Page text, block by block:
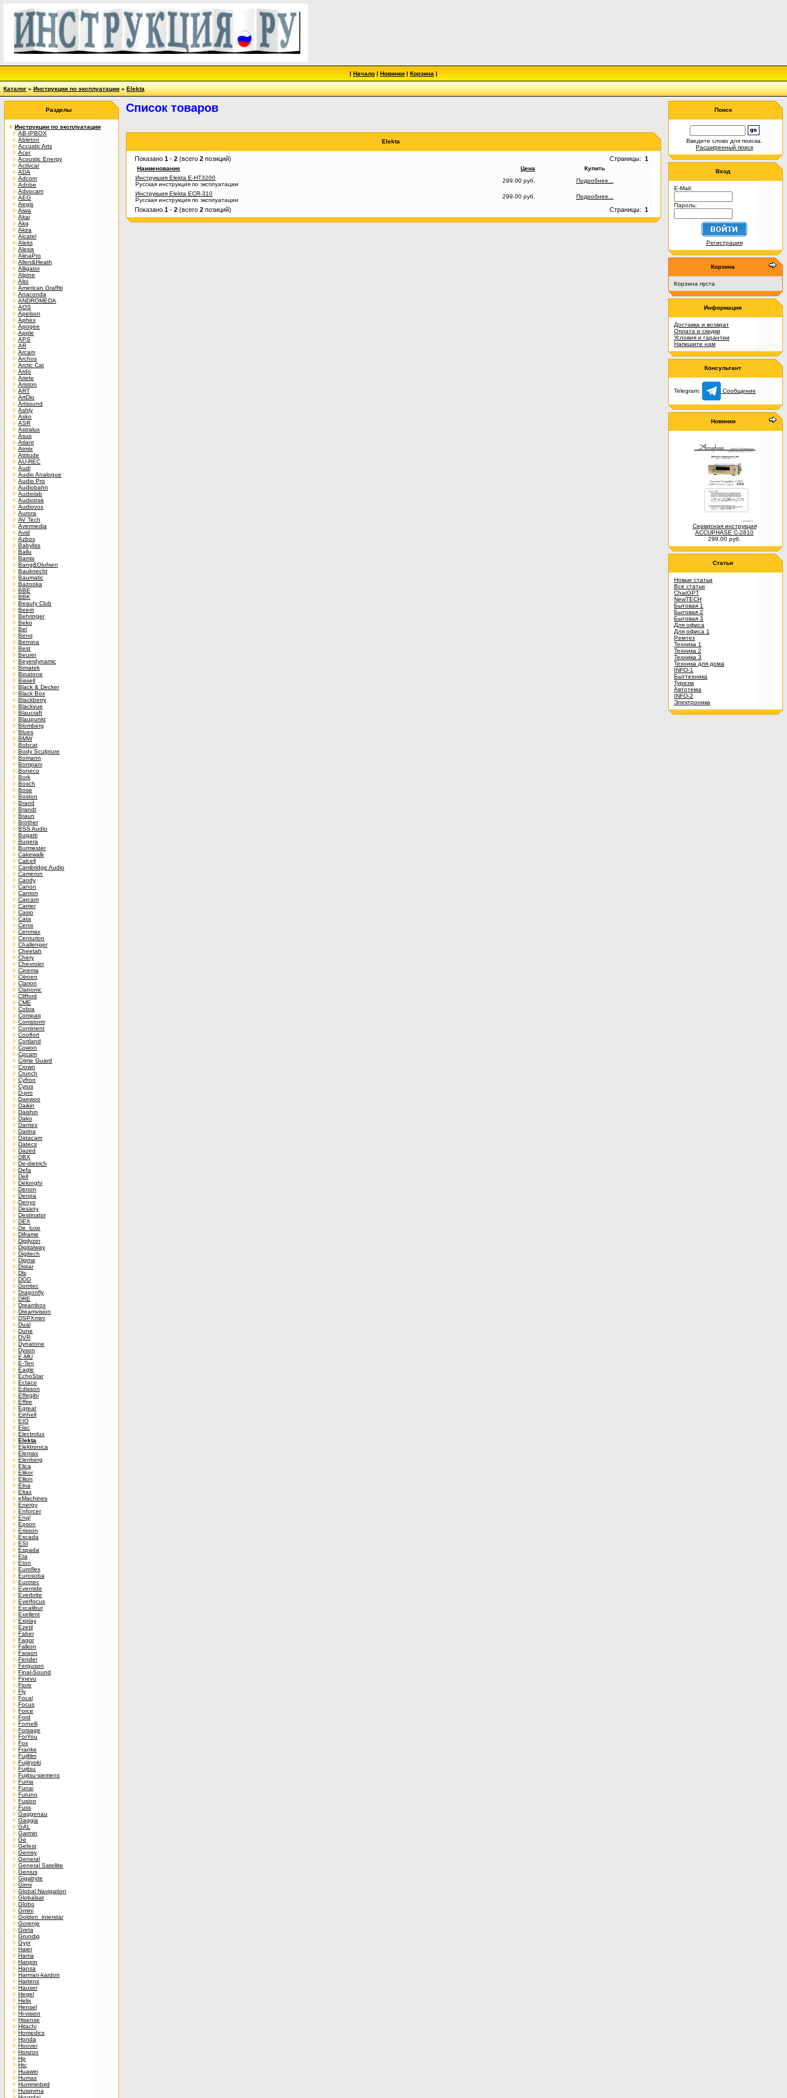
| Начало | Новинки | Корзина |
Каталог»Инструкции по эксплуатации»Elekta
Разделы
Инструкции по эксплуатации
AB-IPBOX
Ableton
Accustic Arts
Acer
Acoustic Energy
Activcar
ADA
Adcom
Adobe
Advocam
AEG
Aegis
Aiwa
Akai
Akg
Akira
Alcatel
Aleks
Alesis
AlinaPro
Allen&Heath
Alligator
Alpine
Alto
American Graffiti
Anaconda
ANDROMEDA
AOS
Apelson
Aphex
Apogee
Apple
APS
AR
Arcam
Archos
Arctic Cat
Ardo
Ariete
Ariston
ART
ArtDio
Artsound
Ashly
Asko
ASR
Astralux
Asus
Atlant
Atmix
Attitude
AU-REC
Audi
Audio Analogue
Audio Pro
Audiobahn
Audiolab
Audiotrak
Audiovox
Aurora
AV Tech
Avermedia
Avid
Azbox
Babyliss
Ballu
Bamix
Bang&Olufsen
Bauknecht
Baumatic
Bazooka
BBE
BBK
Beauty Club
Beem
Behringer
Beko
Bel
Benq
Bernina
Best
Beurer
Beyerdynamic
Bimatek
Binatone
Bissell
Black & Decker
Black Box
Blackberry
Blackvue
Blaucraft
Blaupunkt
Blomberg
Blues
BMW
Bobcat
Body Sculpture
Bomann
Bompani
Boneco
Bork
Bosch
Bose
Boston
Brand
Brandt
Braun
Brother
BSS Audio
Bugatti
Bugera
Burmester
Cakewalk
Calcell
Cambridge Audio
Cameron
Candy
Canon
Canton
Carcam
Carrier
Casio
Cata
Cenix
Cenmax
Centurion
Challenger
Cheetah
Chery
Chevrolet
Cinema
Citroen
Clarion
Clatronic
Clifford
CME
Cobra
Compaq
Comstorm
Continent
Coolfort
Cortland
Cowon
Cpcam
Crime Guard
Crown
Crunch
Cyfron
Cyrus
D-pro
Daewoo
Daikin
Daishin
Dako
Dantex
Darina
Datacam
Datecs
Dazed
DBX
De-dietrich
Defa
Dell
Delonghi
Denon
Denpa
Denyo
Desany
Destinator
DEX
De_luxe
Diframe
Digilyzer
Digitalway
Digitech
Digma
Distar
Dls
DOD
Domtec
Dragonfly
DRE
Dreambox
Dreamvision
DSPXmini
Dual
Dune
DVR
Dynatone
Dyson
E-MU
E-Ten
Eagle
EchoStar
Ectaco
Edisson
Effegibi
Effire
Egreat
Einhell
EIO
Elac
Electrolux
Elekta
Elektronica
Elemax
Elenberg
Elica
Elikor
Ellion
Elna
Eltax
eMachines
Energy
Enforcer
Engl
Epson
Erisson
Escada
ESI
Espada
Eta
Eton
Euroflex
Eurosoba
Eurotec
Eventide
Everbrite
Everfocus
Excalibur
Exellent
Explay
Ezetil
Faber
Fagor
Falkon
Faraon
Fender
Ferguson
Final-Sound
Finevu
Fiore
Fly
Focal
Focus
Force
Ford
Fornelli
Forsage
ForYou
Fox
Franke
Fujifilm
Fujiiryoki
Fujitsu
Fujitsu-siemens
Fuma
Funai
Furuno
Fusion
Fuss
Gaggenau
Gaggia
GAL
Garmin
Ge
Gefest
Gemsy
General
General Satellite
Genius
Gigabyte
Girmi
Global Navigation
Globalsat
Globo
Gmini
Golden_interstar
Gorenje
Greta
Grundig
Gyyr
Haier
Hama
Hanpin
Hansa
Harman-kardon
Hartens
Hauser
Hegel
Helix
Hensel
Hi-vision
Hisense
Hitachi
Homedics
Honda
Hoover
Horizon
Hp
Htc
Huawei
Humax
Humminbird
Husqvrna
Список товаров
Elekta
Показано 1 - 2 (всего 2 позиций) Страницы: 1
Наименование Цена
Купить
Инструкция Elekta E-HT3200
Русская инструкция по эксплуатации
299.00 руб.
Подробнее...
Инструкция Elekta ECR-310
Русская инструкция по эксплуатации
299.00 руб. Подробнее...
Показано 1 - 2 (всего 2 позиций) Страницы: 1
Поиск
Введите слово для поиска.
Расширенный поиск
Вход
E-Mail:
Пароль:
Регистрация
Корзина
Корзина пуста
Информация
Доставка и возврат
Оплата и скидки
Условия и гарантии
Напишите нам
Консультант
Telegram: Сообщение
Новинки
Сервисная инструкция
ACCUPHASE C-2810
299.00 руб.
Статьи
Новые статьи
Все статьи
ChatGPT
NewTECH
Бытовая 1
Бытовая 2
Бытовая 3
Для офиса
Для офиса 1
Ремтех
Техника 1
Техника 2
Техника 3
Техника для дома
INFO-1
Быттехника
Туризм
Автотема
INFO-2
Электроника